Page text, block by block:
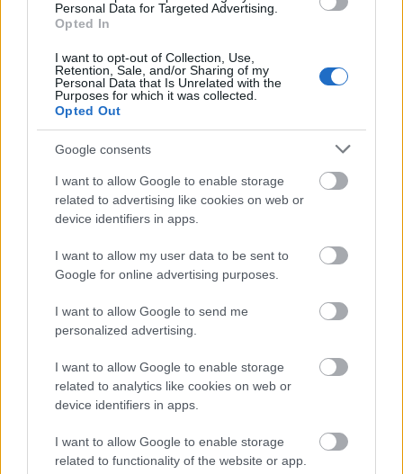
Personal Data for Targeted Advertising.
Opted In
I want to opt-out of Collection, Use,
Retention, Sale, and/or Sharing of my
Personal Data that Is Unrelated with the
Purposes for which it was collected.
Opted Out
Google consents
I want to allow Google to enable storage
related to advertising like cookies on web or
device identifiers in apps.
I want to allow my user data to be sent to
Google for online advertising purposes.
I want to allow Google to send me
personalized advertising.
I want to allow Google to enable storage
related to analytics like cookies on web or
device identifiers in apps.
I want to allow Google to enable storage
related to functionality of the website or app.
bővítésénél.
Új gyalogosátkelők és jelzőlámpás
csomópont épül Angyalföldön
Másfélszeresére bővítik
iskoláját
Látványos építési szakasz indult be a
Flórián téri felüljárón
mérföldköve a felülvizsgálat
árnyékában?